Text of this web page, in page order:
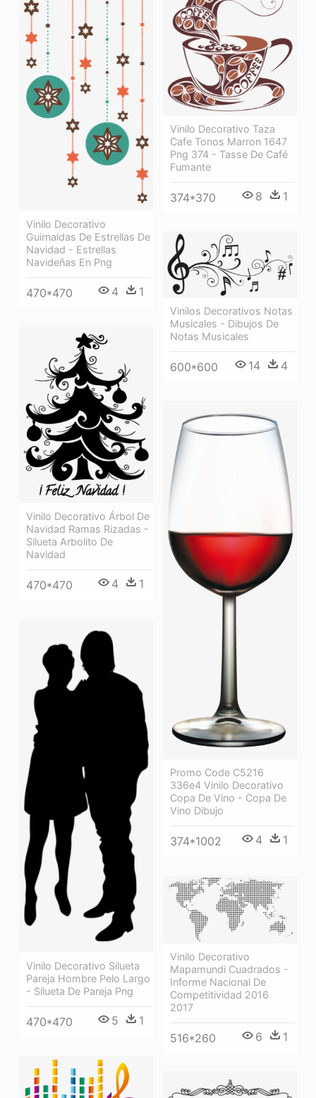
Vinilo Decorativo
Guirnaldas De Estrellas De
Navidad - Estrellas
Navideñas En Png
470*470 4 1
Vinilo Decorativo Taza
Cafe Tonos Marron 1647
Png 374 - Tasse De Café
Fumante
374*370 8 1
Vinilos Decorativos Notas
Musicales - Dibujos De
Notas Musicales
600*600 14 4
Vinilo Decorativo Árbol De
Navidad Ramas Rizadas -
Silueta Arbolito De
Navidad
470*470 4 1
Promo Code C5216
336e4 Vinilo Decorativo
Copa De Vino - Copa De
Vino Dibujo
374*1002 4 1
Vinilo Decorativo Silueta
Pareja Hombre Pelo Largo
- Silueta De Pareja Png
470*470 5 1
Vinilo Decorativo
Mapamundi Cuadrados -
Informe Nacional De
Competitividad 2016
2017
516*260 6 1